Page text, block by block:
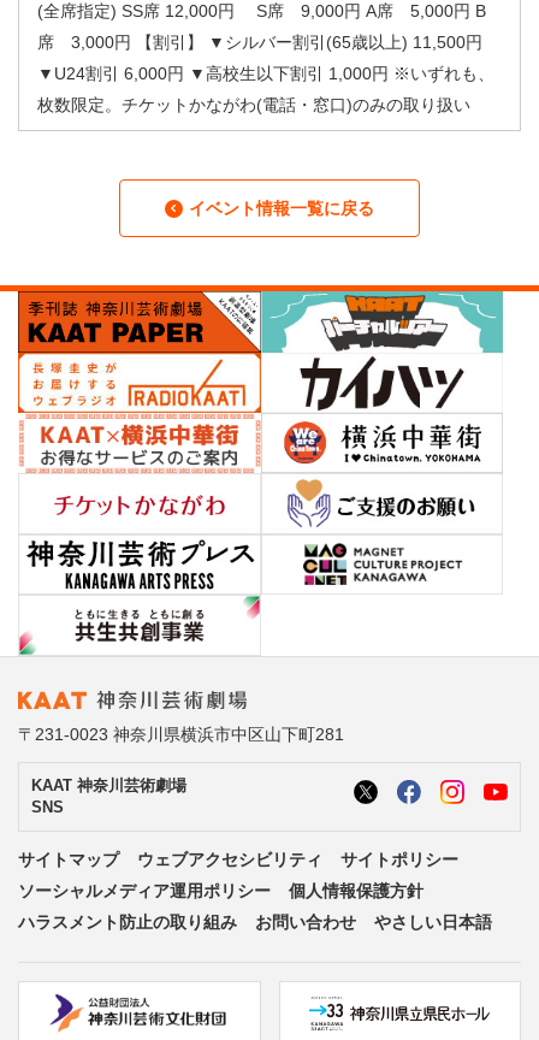
(全席指定) SS席 12,000円 S席 9,000円 A席 5,000円 B
席 3,000円 【割引】 ▼シルバー割引(65歳以上) 11,500円
▼U24割引 6,000円 ▼高校生以下割引 1,000円 ※いずれも、
枚数限定。チケットかながわ(電話・窓口)のみの取り扱い
イベント情報一覧に戻る
〒231-0023 神奈川県横浜市中区山下町281
KAAT 神奈川芸術劇場
SNS
サイトマップ ウェブアクセシビリティ
サイトポリシー
ソーシャルメディア運用ポリシー
個人情報保護方針
ハラスメント防止の取り組み
お問い合わせ やさしい日本語